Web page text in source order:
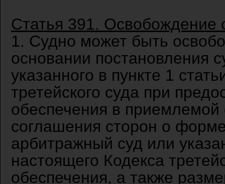
Статья 391. Освобождение
1. Судно может быть
основании постановления
указанного в пункте 1
третейского суда при
обеспечения в
соглашения сторон о
арбитражный суд или
настоящего Кодекса
обеспечения, а также